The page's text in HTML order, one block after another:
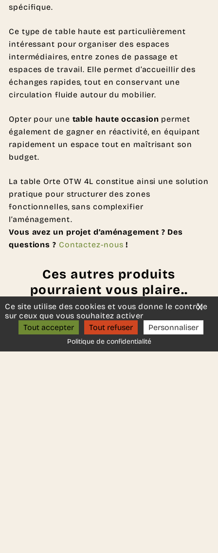
spécifique.
Ce type de table haute est particulièrement
intéressant pour organiser des espaces
intermédiaires, entre zones de passage et
espaces de travail. Elle permet d’accueillir des
échanges rapides, tout en conservant une
circulation fluide autour du mobilier.
Opter pour une table haute occasion permet
également de gagner en réactivité, en équipant
rapidement un espace tout en maîtrisant son
budget.
La table Orte OTW 4L constitue ainsi une solution
pratique pour structurer des zones
fonctionnelles, sans complexifier
l’aménagement.
Vous avez un projet d’aménagement ? Des
questions ? Contactez-nous !
Ces autres produits
pourraient vous plaire..
Un projet d’aménagement ?
ON S’APPELLE ?
Ce site utilise des cookies et vous donne le contrôle
sur ceux que vous souhaitez activer
Tout accepter
Tout refuser Personnaliser
Politique de confidentialité
X